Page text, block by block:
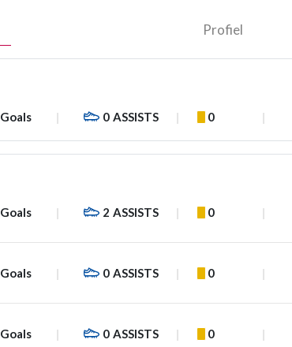
Profiel
Goals 0 ASSISTS 0
Goals 2 ASSISTS 0
Goals 0 ASSISTS 0
Goals 0 ASSISTS 0